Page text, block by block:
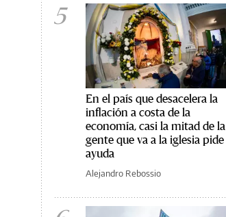
5
En el país que desacelera la
inflación a costa de la
economía, casi la mitad de la
gente que va a la iglesia pide
ayuda
Alejandro Rebossio